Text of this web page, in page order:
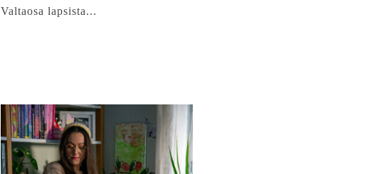
Valtaosa lapsista...